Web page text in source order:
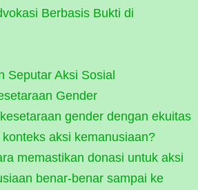
Berbasis Bukti di
Seputar Aksi Sosial
Gender
gender dengan ekuitas
aksi kemanusiaan?
memastikan donasi untuk aksi
benar-benar sampai ke